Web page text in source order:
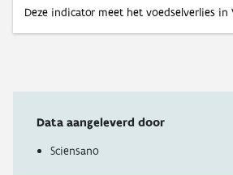
Deze indicator meet het voedselverlies in
Data aangeleverd door
Sciensano